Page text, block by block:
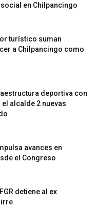
en Chilpancingo
turístico suman
a Chilpancingo como
deportiva con
alcalde 2 nuevas
avances en
el Congreso
detiene al ex